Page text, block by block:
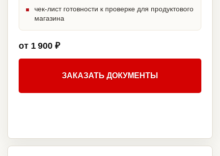
чек-лист готовности к проверке для продуктового
магазина
от 1 900 ₽
ЗАКАЗАТЬ ДОКУМЕНТЫ